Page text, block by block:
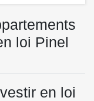
loi Pinel
en loi